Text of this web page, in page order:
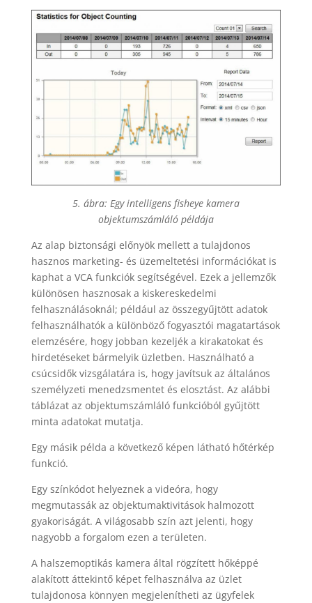
5. ábra: Egy intelligens fisheye kamera
objektumszámláló példája
Az alap biztonsági előnyök mellett a tulajdonos
hasznos marketing- és üzemeltetési információkat is
kaphat a VCA funkciók segítségével. Ezek a jellemzők
különösen hasznosak a kiskereskedelmi
felhasználásoknál; például az összegyűjtött adatok
felhasználhatók a különböző fogyasztói magatartások
elemzésére, hogy jobban kezeljék a kirakatokat és
hirdetéseket bármelyik üzletben. Használható a
csúcsidők vizsgálatára is, hogy javítsuk az általános
személyzeti menedzsmentet és elosztást. Az alábbi
táblázat az objektumszámláló funkcióból gyűjtött
minta adatokat mutatja.
Egy másik példa a következő képen látható hőtérkép
funkció.
Egy színkódot helyeznek a videóra, hogy
megmutassák az objektumaktivitások halmozott
gyakoriságát. A világosabb szín azt jelenti, hogy
nagyobb a forgalom ezen a területen.
A halszemoptikás kamera által rögzített hőképpé
alakított áttekintő képet felhasználva az üzlet
tulajdonosa könnyen megjelenítheti az ügyfelek